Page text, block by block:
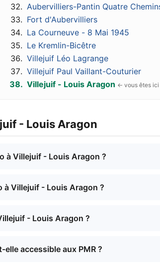
Aubervilliers-Pantin Quatre
Fort d'Aubervilliers
La Courneuve - 8 Mai 1945
Le Kremlin-Bicêtre
Villejuif Léo Lagrange
Villejuif Paul Vaillant-Couturier
Villejuif - Louis Aragon
- Louis Aragon
à Villejuif - Louis Aragon ?
à Villejuif - Louis Aragon ?
- Louis Aragon ?
accessible aux PMR ?